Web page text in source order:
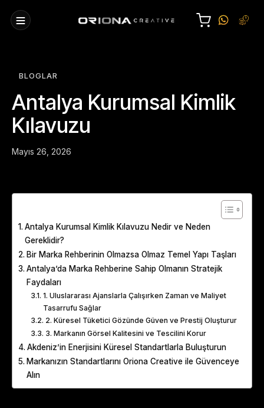
BLOGLAR
Antalya Kurumsal Kimlik
Kılavuzu
Mayıs 26, 2026
Antalya Kurumsal Kimlik Kılavuzu Nedir ve Neden
Gereklidir?
Bir Marka Rehberinin Olmazsa Olmaz Temel Yapı Taşları
Antalya’da Marka Rehberine Sahip Olmanın Stratejik
Faydaları
1. Uluslararası Ajanslarla Çalışırken Zaman ve Maliyet
Tasarrufu Sağlar
2. Küresel Tüketici Gözünde Güven ve Prestij Oluşturur
3. Markanın Görsel Kalitesini ve Tescilini Korur
Akdeniz’in Enerjisini Küresel Standartlarla Buluşturun
Markanızın Standartlarını Oriona Creative ile Güvenceye
Alın